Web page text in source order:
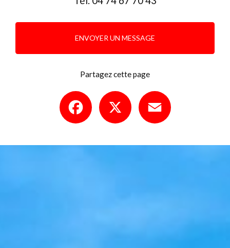
ENVOYER UN MESSAGE
Partagez cette page
Facebook